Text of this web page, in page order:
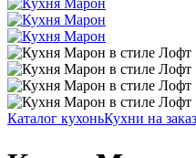
Кухни на заказ